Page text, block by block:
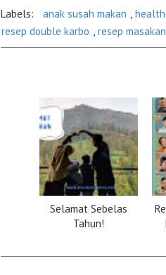
Labels: anak susah makan , health
resep double karbo , resep masakan
Selamat Sebelas
Tahun!